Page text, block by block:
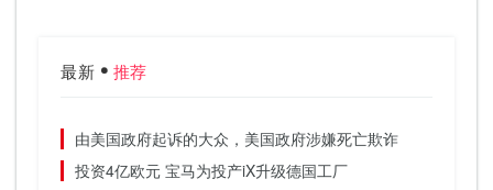
最新 推荐
由美国政府起诉的大众，美国政府涉嫌死亡欺诈
投资4亿欧元 宝马为投产iX升级德国工厂